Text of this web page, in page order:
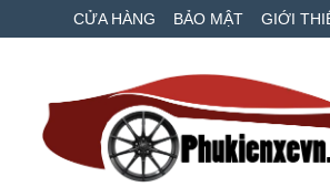
to
content
to
qua
sidebar
CỬA HÀNG BẢO MẬT GIỚI